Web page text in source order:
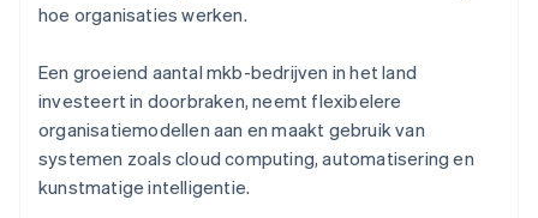
hoe organisaties werken.
Een groeiend aantal mkb-bedrijven in het land
investeert in doorbraken, neemt flexibelere
organisatiemodellen aan en maakt gebruik van
systemen zoals cloud computing, automatisering en
kunstmatige intelligentie.